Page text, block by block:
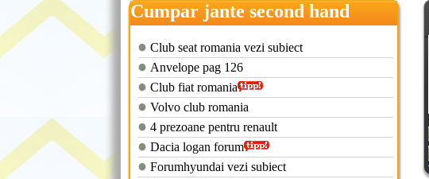
Cumpar jante second hand
Club seat romania vezi subiect
Anvelope pag 126
Club fiat romania
Volvo club romania
4 prezoane pentru renault
Dacia logan forum
Forumhyundai vezi subiect